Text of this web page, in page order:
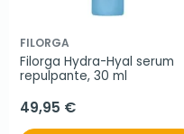
FILORGA
Filorga Hydra-Hyal serum
repulpante, 30 ml
49,95 €